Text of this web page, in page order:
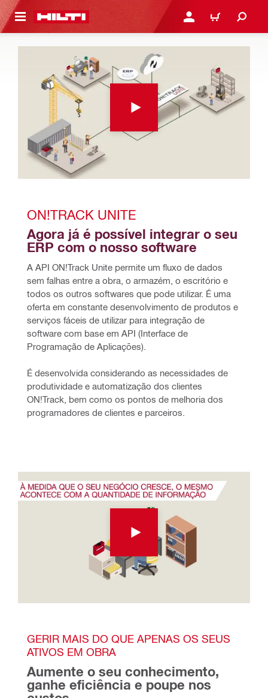
CONTENT ENTRAR OU REGISTAR
CARRINHO
ON!TRACK UNITE
Agora já é possível integrar o seu
ERP com o nosso software
A API ON!Track Unite permite um fluxo de dados
sem falhas entre a obra, o armazém, o escritório e
todos os outros softwares que pode utilizar. É uma
oferta em constante desenvolvimento de produtos e
serviços fáceis de utilizar para integração de
software com base em API (Interface de
Programação de Aplicações).
É desenvolvida considerando as necessidades de
produtividade e automatização dos clientes
ON!Track, bem como os pontos de melhoria dos
programadores de clientes e parceiros.
GERIR MAIS DO QUE APENAS OS SEUS
ATIVOS EM OBRA
Aumente o seu conhecimento,
ganhe eficiência e poupe nos